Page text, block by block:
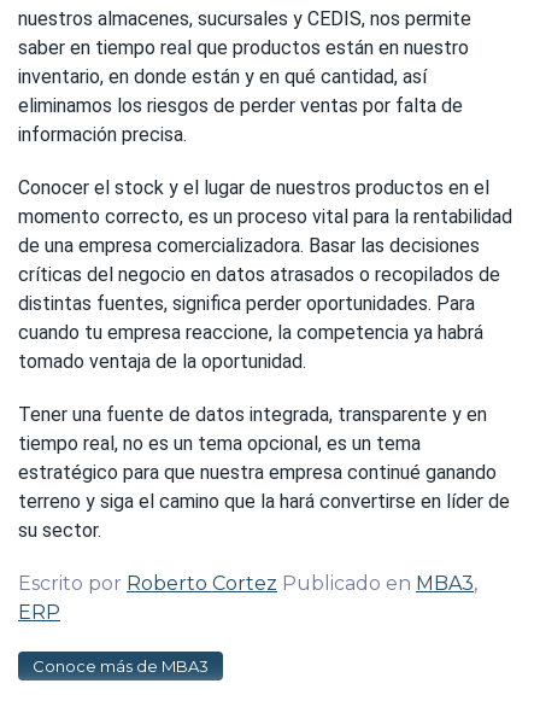
nuestros almacenes, sucursales y CEDIS, nos permite
saber en tiempo real que productos están en nuestro
inventario, en donde están y en qué cantidad, así
eliminamos los riesgos de perder ventas por falta de
información precisa.
Conocer el stock y el lugar de nuestros productos en el
momento correcto, es un proceso vital para la rentabilidad
de una empresa comercializadora. Basar las decisiones
críticas del negocio en datos atrasados o recopilados de
distintas fuentes, significa perder oportunidades. Para
cuando tu empresa reaccione, la competencia ya habrá
tomado ventaja de la oportunidad.
Tener una fuente de datos integrada, transparente y en
tiempo real, no es un tema opcional, es un tema
estratégico para que nuestra empresa continué ganando
terreno y siga el camino que la hará convertirse en líder de
su sector.
Escrito por Roberto Cortez Publicado en MBA3,
ERP
Conoce más de MBA3